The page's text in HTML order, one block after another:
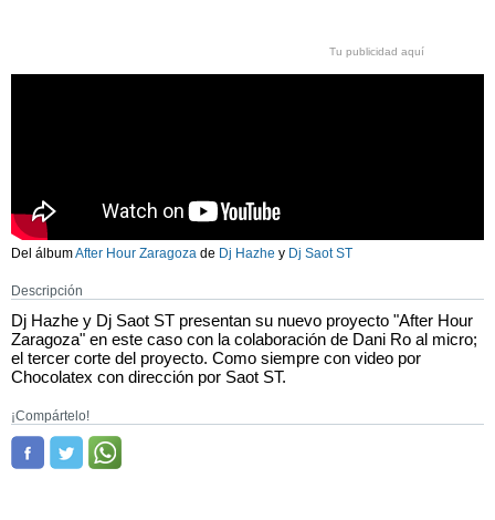
Tu publicidad aquí
Del álbumAfter Hour Zaragoza de Dj Hazhe y Dj Saot ST
Descripción
Dj Hazhe y Dj Saot ST presentan su nuevo proyecto "After Hour
Zaragoza" en este caso con la colaboración de Dani Ro al micro;
el tercer corte del proyecto. Como siempre con video por
Chocolatex con dirección por Saot ST.
¡Compártelo!